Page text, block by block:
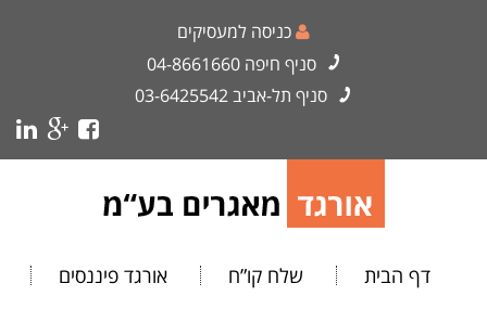
כניסה למעסיקים
סניף חיפה 04-8661660
סניף תל-אביב03-6425542
דף הבית שלח קו”ח אורגד פיננסים